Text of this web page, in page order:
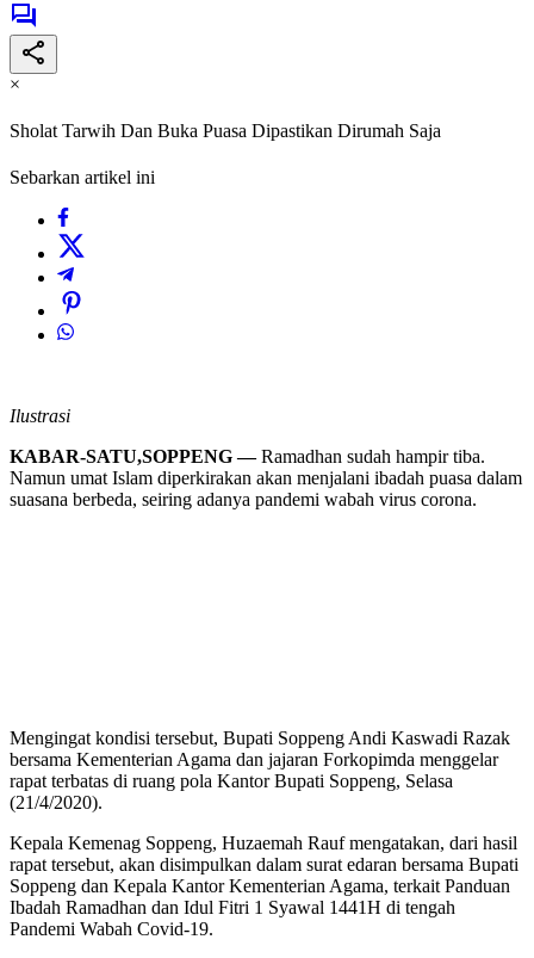
×
Sholat Tarwih Dan Buka Puasa Dipastikan Dirumah Saja
Sebarkan artikel ini
Ilustrasi
KABAR-SATU,SOPPENG —Ramadhan sudah hampir tiba.
Namun umat Islam diperkirakan akan menjalani ibadah puasa dalam
suasana berbeda, seiring adanya pandemi wabah virus corona.
Mengingat kondisi tersebut, Bupati Soppeng Andi Kaswadi Razak
bersama Kementerian Agama dan jajaran Forkopimda menggelar
rapat terbatas di ruang pola Kantor Bupati Soppeng, Selasa
(21/4/2020).
Kepala Kemenag Soppeng, Huzaemah Rauf mengatakan, dari hasil
rapat tersebut, akan disimpulkan dalam surat edaran bersama Bupati
Soppeng dan Kepala Kantor Kementerian Agama, terkait Panduan
Ibadah Ramadhan dan Idul Fitri 1 Syawal 1441H di tengah
Pandemi Wabah Covid-19.